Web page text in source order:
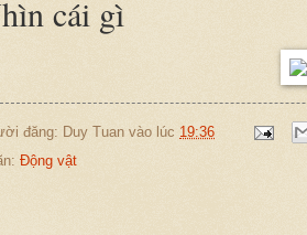
cái gì
đăng: Duy Tuan vào lúc 19:36
Động vật